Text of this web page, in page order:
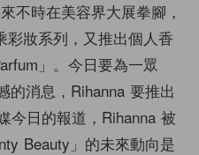
不時在美容界大展拳腳，
妝系列，又推出個人香
」。今日要為一眾
的消息，Rihanna 要推出
今日的報道，Rihanna 被
Beauty」的未來動向是